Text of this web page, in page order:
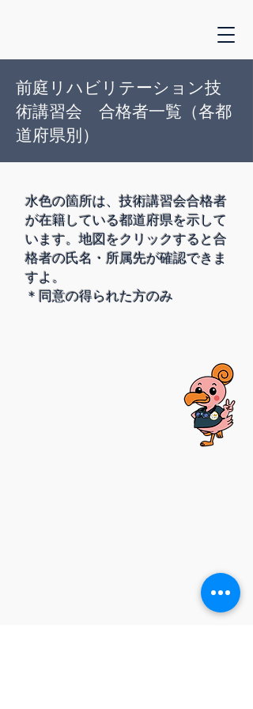
​前庭リハビリテーション技
術講習会 合格者一覧（各都
道府県別）
水色の箇所は、技術講習会合格者
が在籍している都道府県を示して
います。地図をクリックすると合
格者の氏名 ・所属先が確認できま
すよ。
​＊同意の得られた方のみ